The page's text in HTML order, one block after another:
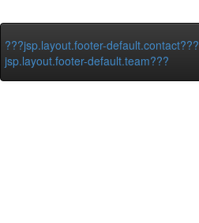
???jsp.layout.footer-default.contact???
jsp.layout.footer-default.team???